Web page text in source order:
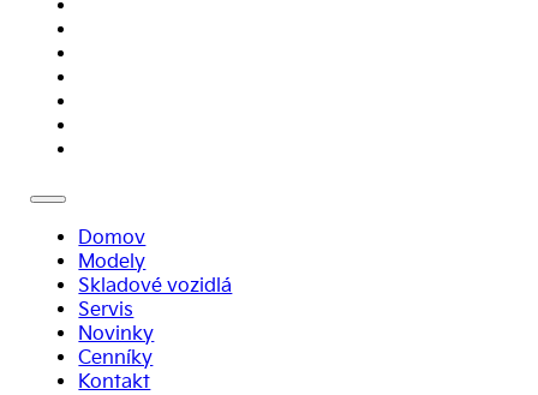
Domov
Modely
Skladové vozidlá
Servis
Novinky
Cenníky
Kontakt